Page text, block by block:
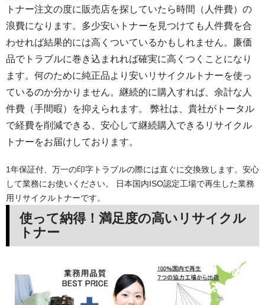
トナー注文の度に販売店を探していたら時間（人件費）の
浪費になります。多少安いトナーを見つけても人件費を合
わせれば結果的には高くついているかもしれません。廉価
品でトラブルに巻き込まれれば確実に高くつくことになり
ます。何のために純正品より安いリサイクルトナーを使っ
ているのか分かりません。継続的に購入すれば、余計な人
件費（手間暇）を抑えられます。 弊社は、貴社がトータル
で経費を削減できる、安心して継続購入できるリサイクル
トナーをお届けしております。
1年保証付、万一の印字トラブルの際には直ぐに交換致します。安心
して業務にお使いください。 日本国内ISO認定工場で再生した業務
用リサイクルトナーです。
使って納得！満足度の高いリサイクル
トナー